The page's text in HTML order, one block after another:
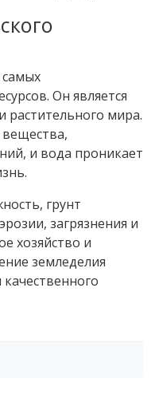
Он является
растительного мира.
и вода проникает
грунт
загрязнения и
хозяйство и
земледелия